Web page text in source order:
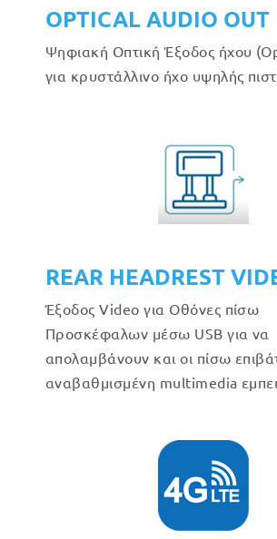
OPTICAL AUDIO OUT
Ψηφιακή Οπτική Έξοδος ήχου
για κρυστάλλινο ήχο υψηλής
REAR HEADREST
Έξοδος Video για Οθόνες πίσω
Προσκέφαλων μέσω USB για να
απολαμβάνουν και οι πίσω
αναβαθμισμένη multimedia